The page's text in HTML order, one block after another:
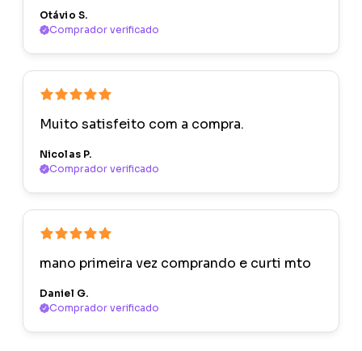
Otávio S.
Comprador verificado
Muito satisfeito com a compra.
Nicolas P.
Comprador verificado
mano primeira vez comprando e curti mto
Daniel G.
Comprador verificado